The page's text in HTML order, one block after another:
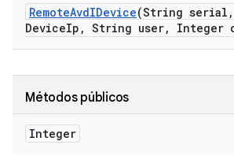
RemoteAvdIDevice(String serial ,
DeviceIp , String user, Integer
Métodos públicos
Integer